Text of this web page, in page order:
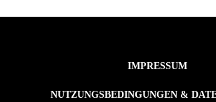
IMPRESSUM
NUTZUNGSBEDINGUNGEN &